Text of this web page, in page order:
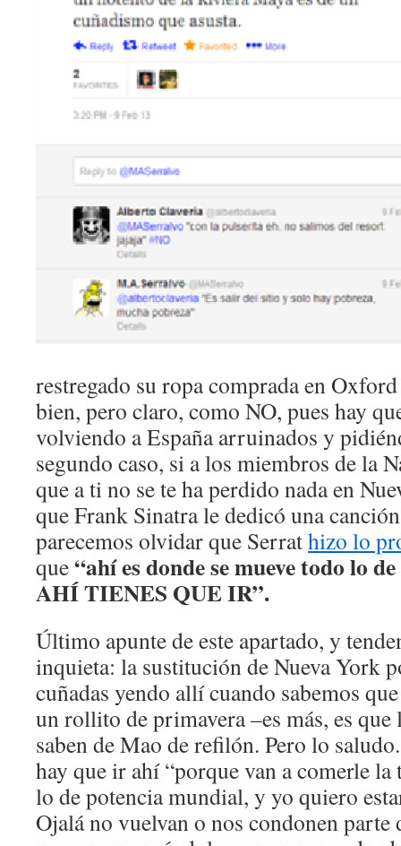
restregado su ropa comprada en
bien, pero claro, como NO, pues hay
volviendo a España arruinados y
segundo caso, si a los miembros de la
que a ti no se te ha perdido nada en
que Frank Sinatra le dedicó una
parecemos olvidar que Serrathizo lo
que“ahí es donde se mueve todo lo
AHÍ TIENES QUE IR”.
Último apunte de este apartado, y
inquieta: la sustitución de Nueva York
cuñadas yendo allí cuando sabemos
un rollito de primavera –es más, es que
saben de Mao de refilón. Pero lo
hay que ir ahí “porque van a comerle la
lo de potencia mundial, y yo quiero
Ojalá no vuelvan o nos condonen parte